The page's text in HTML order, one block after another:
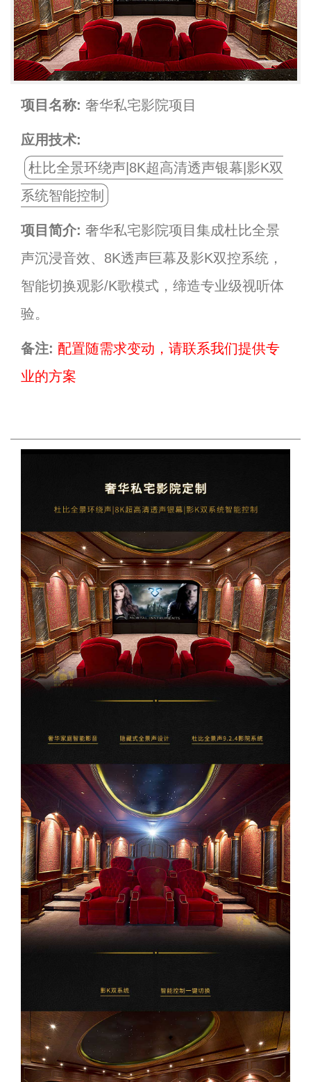
项目名称: 奢华私宅影院项目
应用技术:
杜比全景环绕声|8K超高清透声银幕|影K双
系统智能控制
项目简介: 奢华私宅影院项目集成杜比全景
声沉浸音效、8K透声巨幕及影K双控系统，
智能切换观影/K歌模式，缔造专业级视听体
验。
备注: 配置随需求变动，请联系我们提供专
业的方案